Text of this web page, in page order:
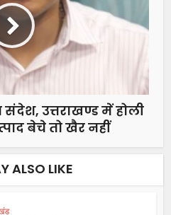
उत्तराखण्ड में होली
बेचे तो खैर नहीं
ALSO LIKE